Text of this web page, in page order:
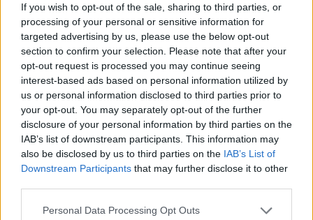
If you wish to opt-out of the sale, sharing to third parties, or
processing of your personal or sensitive information for
targeted advertising by us, please use the below opt-out
section to confirm your selection. Please note that after your
opt-out request is processed you may continue seeing
interest-based ads based on personal information utilized by
us or personal information disclosed to third parties prior to
your opt-out. You may separately opt-out of the further
disclosure of your personal information by third parties on the
IAB’s list of downstream participants. This information may
also be disclosed by us to third parties on the IAB’s List of
Downstream Participants that may further disclose it to other
Personal Data Processing Opt Outs
El CB Puerto del Carmen
sigue invicto tras derrotar
al Balonmano Gijón
El CB Lanzarote Puerto del Carmen
vencía este sábado en la quinta
jornada del grupo A de la División de
Honor Plata Femenina, en el Pabellón
Municipal de Tías, con la visita del
Escribir un comentario